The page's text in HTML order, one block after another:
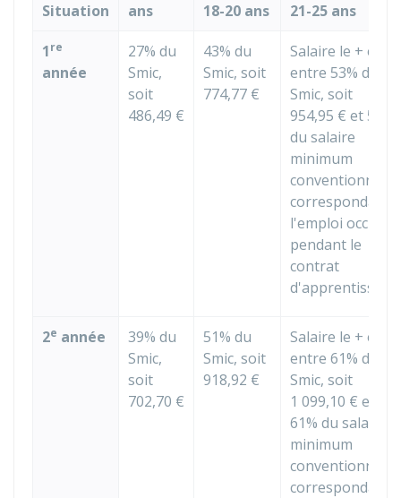
Situation
ans
18-20 ans 21-25 ans
1re
année
27% du
Smic,
soit
486,49 €
43% du
Smic, soit
774,77 €
Salaire le + élevé
entre 53% du
Smic, soit
954,95 € et 53%
du salaire
minimum
conventionnel
correspondant à
l'emploi occupé
pendant le
contrat
d'apprentissage.
2e année
39% du
Smic,
soit
702,70 €
51% du
Smic, soit
918,92 €
Salaire le + élevé
entre 61% du
Smic, soit
1 099,10 € et
61% du salaire
minimum
conventionnel
correspondant à